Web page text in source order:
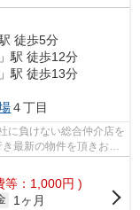
徒歩5分
」駅 徒歩12分
」駅 徒歩13分
４丁目
に負けない総合仲介店を
最新の物件を頂きお客
等：1,000円 )
1ヶ月